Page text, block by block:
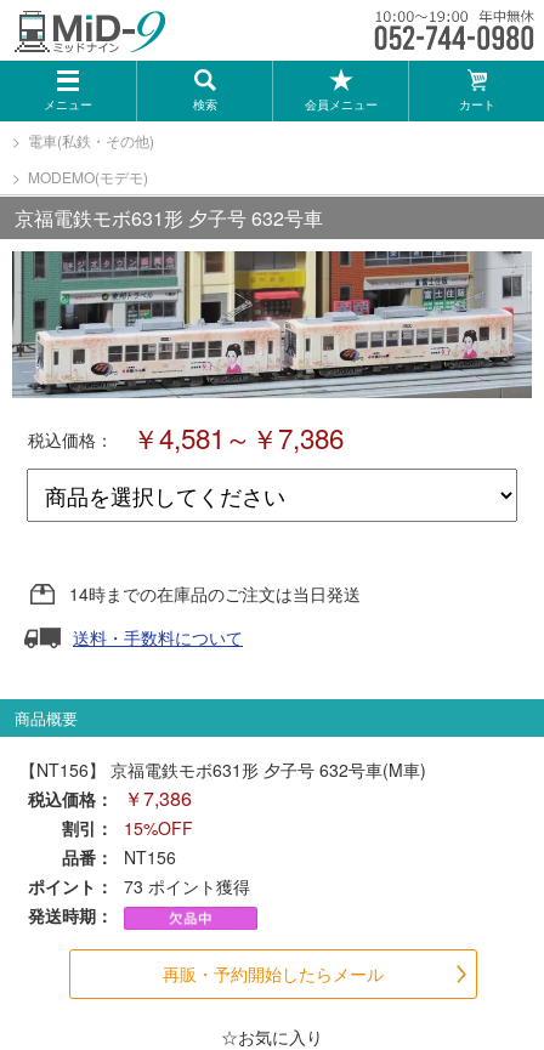
メニュー 検索 会員メニュー カート
メーカー一覧
TOMIX
KATO
GREENMAX
トミーテック
マイクロエース
Bトレインショーティー
ポポンデッタ
さんけい
トラムウェイ
天賞堂
セール品・キャンペーン
電車(私鉄・その他)
MODEMO(モデモ)
京福電鉄モボ631形 夕子号 632号車
税込価格： ￥4,581～￥7,386
14時までの在庫品のご注文は当日発送
送料・手数料について
商品概要
【NT156】 京福電鉄モボ631形 夕子号 632号車(M車)
税込価格：
￥7,386
割引：
15%OFF
品番：
NT156
ポイント：
73 ポイント獲得
発送時期：
再販・予約開始したらメール
☆お気に入り